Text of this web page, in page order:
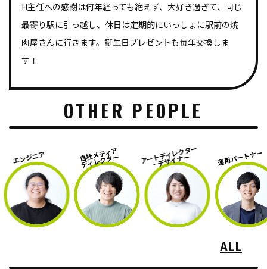
H主任への感謝は何年経っても絶えず、大好き過ぎて、同じ
最寄り駅に引っ越し、休日は定期的にいっしょに駅前の焼
肉屋さんに行きます。誕生日プレゼントも毎年交換しま
す！
OTHER PEOPLE
ア 自社メディア
ディレクター アートディレクター
・デザイナー 運用パートナー 動
ALL